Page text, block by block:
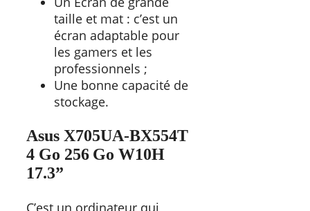
taille et mat : c’est un
écran adaptable pour
les gamers et les
professionnels ;
Une bonne capacité de
stockage.
Asus X705UA-BX554T
4 Go 256 Go W10H
17.3”
C’est un ordinateur qui